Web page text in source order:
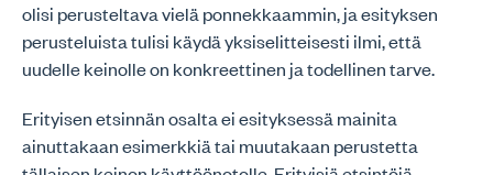
olisi perusteltava vielä ponnekkaammin, ja esityksen
perusteluista tulisi käydä yksiselitteisesti ilmi, että
uudelle keinolle on konkreettinen ja todellinen tarve.
Erityisen etsinnän osalta ei esityksessä mainita
ainuttakaan esimerkkiä tai muutakaan perustetta